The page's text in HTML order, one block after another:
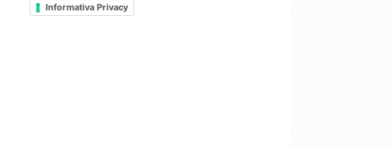
Informativa Privacy